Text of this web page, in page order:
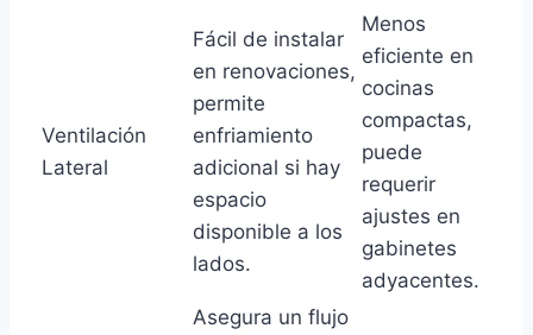
Ventilación
Lateral
Fácil de instalar
en renovaciones,
permite
enfriamiento
adicional si hay
espacio
disponible a los
lados.
Menos
eficiente en
cocinas
compactas,
puede
requerir
ajustes en
gabinetes
adyacentes.
Asegura un flujo